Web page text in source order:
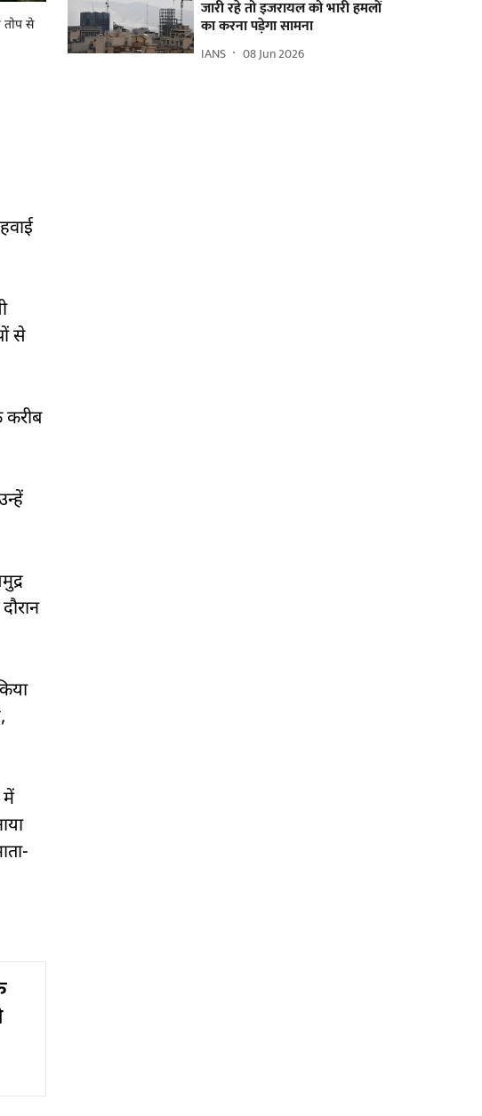
तोप से
से
करीब
में
जारी रहे तो इजरायल को भारी हमलों
का करना पड़ेगा सामना
IANS 08 Jun 2026